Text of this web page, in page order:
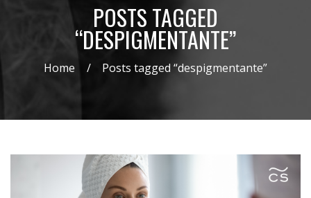
POSTS TAGGED
“DESPIGMENTANTE”
Home Posts tagged “despigmentante”